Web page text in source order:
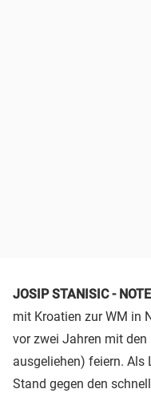
JOSIP STANISIC -
mit Kroatien zur WM in
vor zwei Jahren mit den
ausgeliehen) feiern. Als
Stand gegen den